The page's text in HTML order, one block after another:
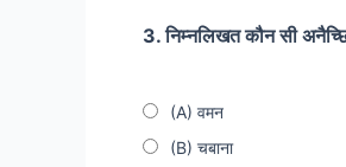
3. निम्नलिखत कौन सी
(A) वमन
(B) चबाना